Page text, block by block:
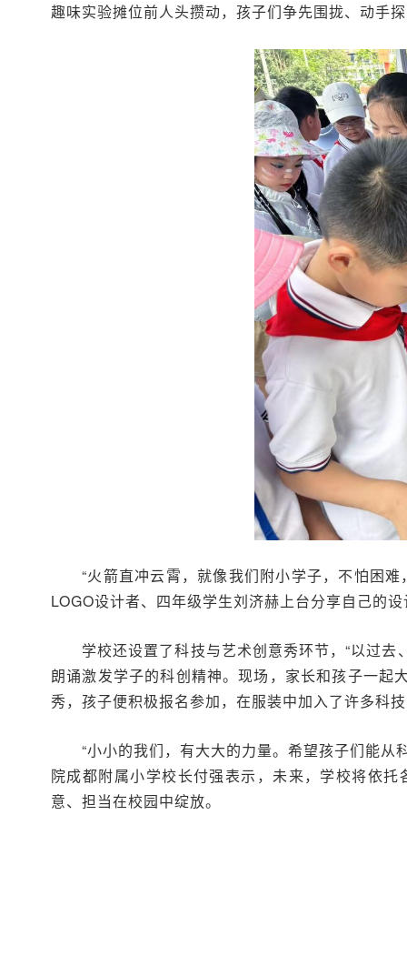
趣味实验摊位前人头攒动，孩子们争先围拢、动手
“火箭直冲云霄，就像我们附小学子，不怕困
LOGO设计者、四年级学生刘济赫上台分享自己的
学校还设置了科技与艺术创意秀环节，“以过
朗诵激发学子的科创精神。现场，家长和孩子一起
秀，孩子便积极报名参加，在服装中加入了许多科
“小小的我们，有大大的力量。希望孩子们能
院成都附属小学校长付强表示，未来，学校将依
意、担当在校园中绽放。